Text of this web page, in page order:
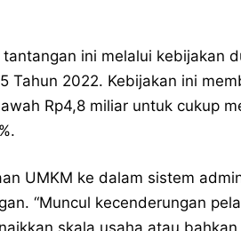
ini melalui kebijakan
Tahun 2022. Kebijakan ini
Rp4,8 miliar untuk cukup
UMKM ke dalam sistem
“Muncul kecenderungan